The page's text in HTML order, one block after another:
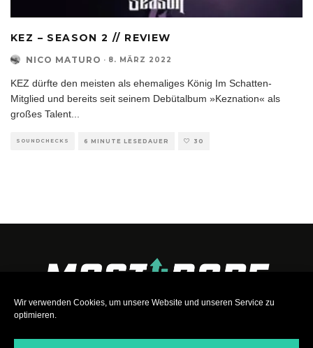
Wir verwenden Cookies, um unsere Website und unseren Service zu
optimieren.
KEZ – SEASON 2 // REVIEW
NICO MATURO · 8. MÄRZ 2022
KEZ dürfte den meisten als ehemaliges König Im Schatten-
Mitglied und bereits seit seinem Debütalbum »Keznation« als
großes Talent
SOUNDCHECKS 6 MINUTE LESEDAUER 30